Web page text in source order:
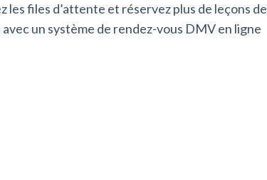
les files d’attente et réservez plus de leçons de
un système de rendez-vous DMV en ligne